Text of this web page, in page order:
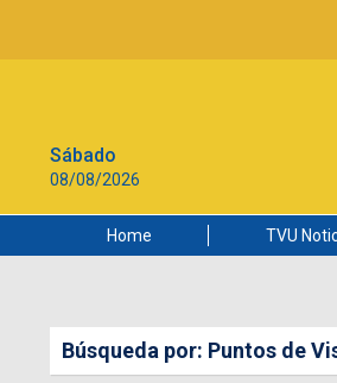
Sábado
08/08/2026
Home TVU
Ciudad
Búsqueda por: Puntos de